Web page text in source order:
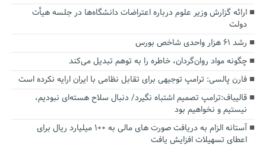
ارائه گزارش وزیر علوم درباره اعتراضات دانشگاه‌ها در جلسه هیأت
دولت
رشد ۶۱ هزار واحدی شاخص بورس
چگونه مواد روان‌گردان، خاطره را به توهم تبدیل می‌کند
فارن پالسی: ترامپ توجیهی برای تقابل نظامی با ایران ارایه نکرده است
قالیباف:ترامپ تصمیم اشتباه نگیرد/ دنبال سلاح هسته‌ای نبودیم،
نیستیم و نخواهیم بود
آستانه الزام به دریافت صورت های مالی به ۱۰۰ میلیارد ریال برای
اعطای تسهیلات افزایش یافت